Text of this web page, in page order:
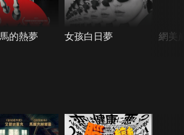
的熱夢 女孩白日夢 網美